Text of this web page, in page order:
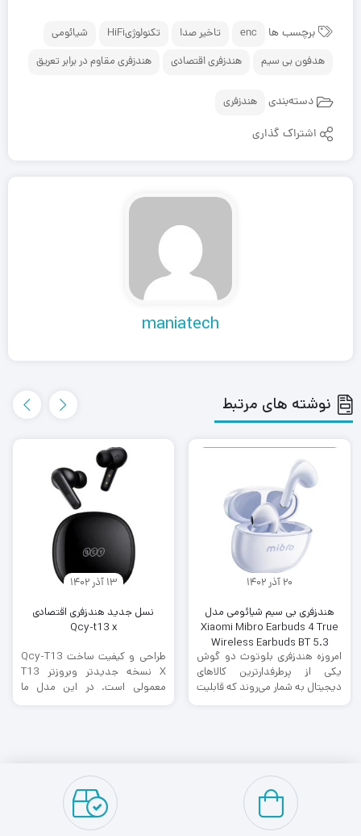
برچسب ها enc تاخیر صدا تکنولوژیHiFi
شیائومی
هدفون بی سیم
هندزفری اقتصادی هندزفری مقاوم در برابر تعریق
دسته‌بندی هندزفری
اشتراک گذاری
maniatech
نوشته های مرتبط
20 آذر 1402
هندزفری بی سیم شیائومی مدل
Xiaomi Mibro Earbuds 4 True
Wireless Earbuds BT 5.3
امروزه هندزفری بلوتوث دو گوش
یکی از پرطرفدارترین کالاهای
دیجیتال به شمار می‌روند که قابلیت
13 آذر 1402
نسل جدید هندزفری اقتصادی
Qcy-t13 x
طراحی و کیفیت ساخت Qcy-T13
X نسخه جدیدتر وبروزتر T13
معمولی است. در این مدل ما